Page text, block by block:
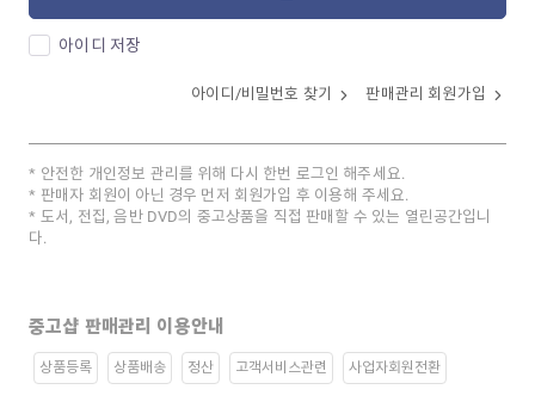
아이디 저장
아이디/비밀번호 찾기 판매관리 회원가입
안전한 개인정보 관리를 위해 다시 한번 로그인 해주세요.
판매자 회원이 아닌 경우 먼저 회원가입 후 이용해 주세요.
도서, 전집, 음반 DVD의 중고상품을 직접 판매할 수 있는 열린공간입니
다.
중고샵 판매관리 이용안내
상품등록 상품배송 정산 고객서비스관련 사업자회원전환